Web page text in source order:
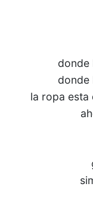
donde
donde
la ropa esta